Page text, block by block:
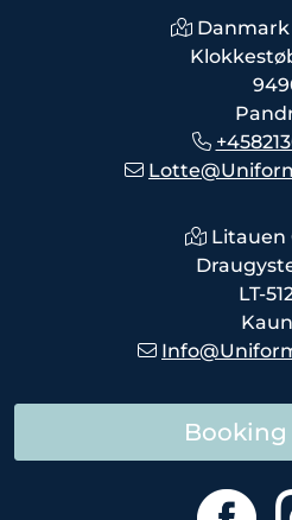
Litauen
LT-
Booking